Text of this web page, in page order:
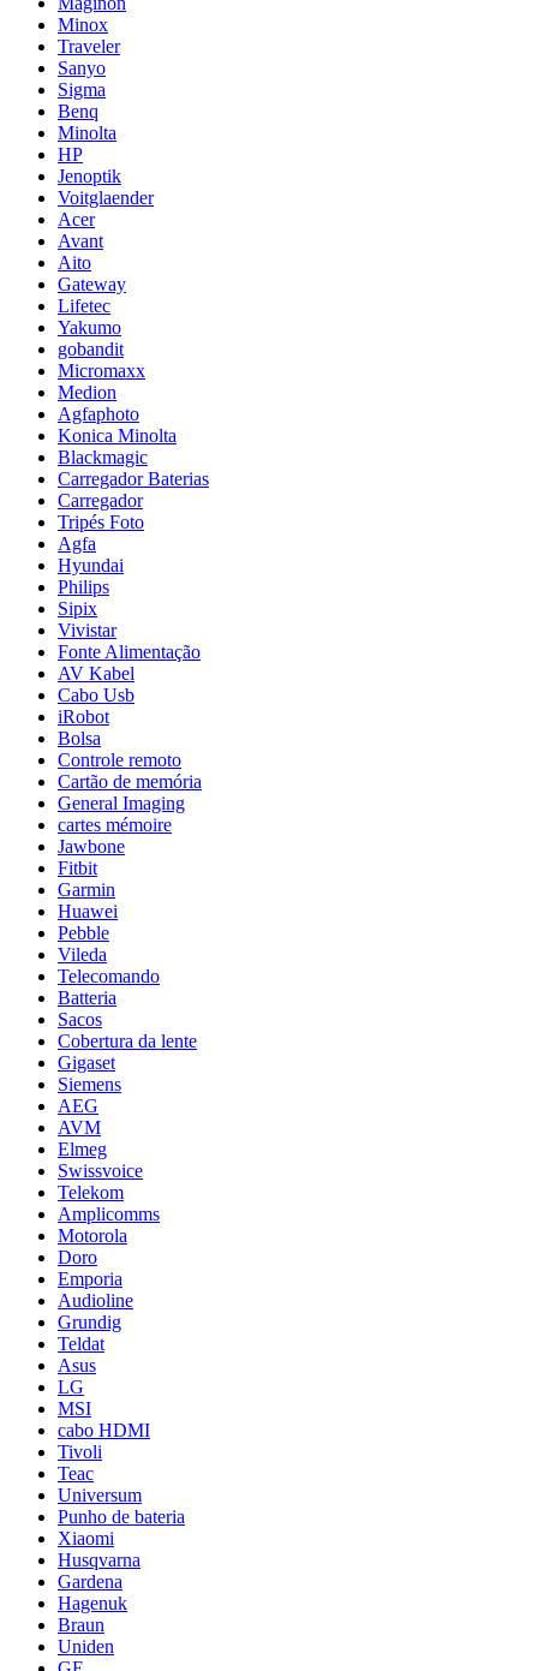
Minox
Traveler
Sanyo
Sigma
Benq
Minolta
HP
Jenoptik
Voitglaender
Acer
Avant
Aito
Gateway
Lifetec
Yakumo
gobandit
Micromaxx
Medion
Agfaphoto
Konica Minolta
Blackmagic
Carregador Baterias
Carregador
Tripés Foto
Agfa
Hyundai
Philips
Sipix
Vivistar
Fonte Alimentação
AV Kabel
Cabo Usb
iRobot
Bolsa
Controle remoto
Cartão de memória
General Imaging
cartes mémoire
Jawbone
Fitbit
Garmin
Huawei
Pebble
Vileda
Telecomando
Batteria
Sacos
Cobertura da lente
Gigaset
Siemens
AEG
AVM
Elmeg
Swissvoice
Telekom
Amplicomms
Motorola
Doro
Emporia
Audioline
Grundig
Teldat
Asus
LG
MSI
cabo HDMI
Tivoli
Teac
Universum
Punho de bateria
Xiaomi
Husqvarna
Gardena
Hagenuk
Braun
Uniden